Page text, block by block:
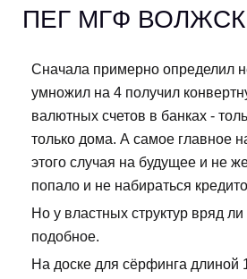
ПЕГ МГФ
Сначала примерно определил
умножил на 4 получил
валютных счетов в банках -
только дома. А самое главное
этого случая на будущее и не
попало и не набираться
Но у властных структур вряд
подобное.
На доске для сёрфинга длиной